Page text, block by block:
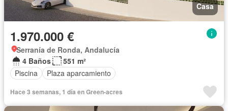
Casa
1.970.000 €
Serranía de Ronda, Andalucía
4 Baños
551 m²
Piscina
Plaza aparcamiento
Hace 3 semanas, 1 día en Green-acres